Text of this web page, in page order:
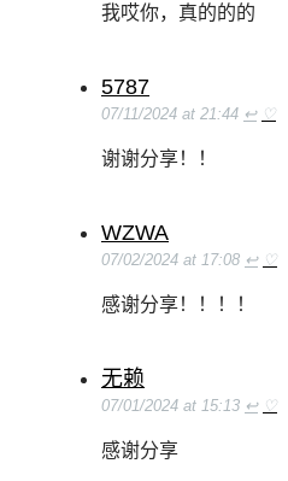
我哎你，真的的的
5787
07/11/2024 at 21:44 ↩ ♡
谢谢分享！！
WZWA
07/02/2024 at 17:08 ↩ ♡
感谢分享！！！！
无赖
07/01/2024 at 15:13 ↩ ♡
感谢分享